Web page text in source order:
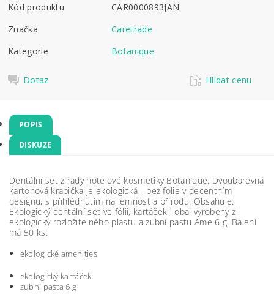
Kód produktu
CAR0000893JAN
Značka
Caretrade
Kategorie
Botanique
Dotaz Hlídat cenu
POPIS
DISKUZE
Dentální set z řady hotelové kosmetiky Botanique. Dvoubarevná
kartonová krabička je ekologická - bez folie v decentním
designu, s přihlédnutím na jemnost a přírodu. Obsahuje:
Ekologický dentální set ve fólii, kartáček i obal vyrobený z
ekologicky rozložitelného plastu a zubní pastu Ame 6 g. Balení
má 50 ks.
ekologické amenities
ekologický kartáček
zubní pasta 6 g